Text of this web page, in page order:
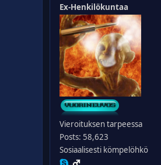
Ex-Henkilökuntaa
Vieroituksen tarpeessa
Posts: 58,623
Sosiaalisesti kömpelöhkö